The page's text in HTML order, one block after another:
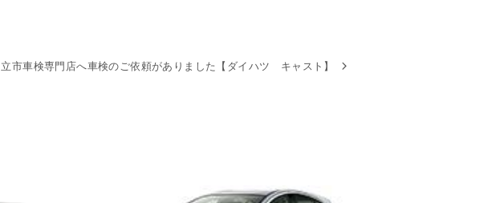
立市車検専門店へ車検のご依頼がありました【ダイハツ キャスト】